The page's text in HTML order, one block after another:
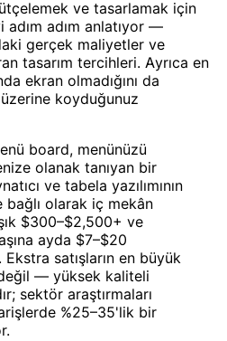
ve tasarlamak için
adım anlatıyor —
gerçek maliyetler ve
tasarım tercihleri. Ayrıca en
ekran olmadığını da
koyduğunuz
board, menünüzü
olanak tanıyan bir
ve tabela yazılımının
olarak iç mekân
$300–$2,500+ ve
ayda $7–$20
satışların en büyük
— yüksek kaliteli
sektör araştırmaları
%25–35'lik bir